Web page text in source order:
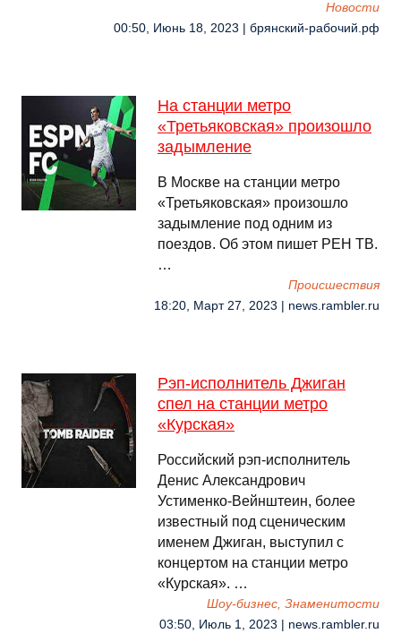
Новости
00:50, Июнь 18, 2023 | брянский-рабочий.рф
На станции метро
«Третьяковская» произошло
задымление
В Москве на станции метро
«Третьяковская» произошло
задымление под одним из
поездов. Об этом пишет РЕН ТВ.
…
Происшествия
18:20, Март 27, 2023 | news.rambler.ru
Рэп-исполнитель Джиган
спел на станции метро
«Курская»
Российский рэп-исполнитель
Денис Александрович
Устименко-Вейнштеин, более
известный под сценическим
именем Джиган, выступил с
концертом на станции метро
«Курская». …
Шоу-бизнес, Знаменитости
03:50, Июль 1, 2023 | news.rambler.ru